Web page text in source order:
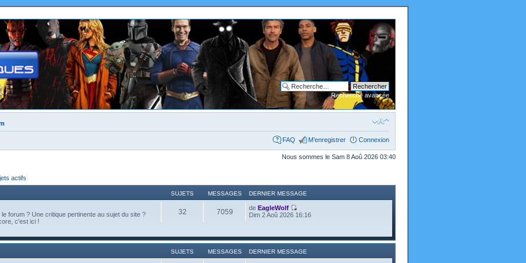
Recherche avancée
FAQ M’enregistrer Connexion
Nous sommes le Sam 8 Aoû 2026 03:40
actifs
SUJETS MESSAGES DERNIER MESSAGE
forum ? Une critique pertinente au sujet du site ?
c'est ici !
32 7059 deEagleWolf
Dim 2 Aoû 2026 16:16
SUJETS MESSAGES DERNIER MESSAGE